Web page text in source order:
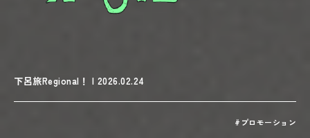
下呂旅Regional！ | 2026.02.24
#プロモーション